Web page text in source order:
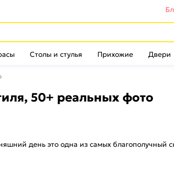
Столы и стулья Прихожие Двери
50+ реальных фото
день это одна из самых благополучный